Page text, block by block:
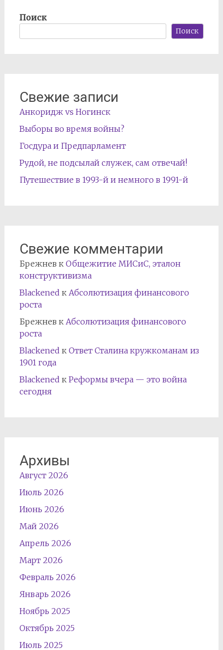
Поиск
Поиск
Свежие записи
Анкоридж vs Ногинск
Выборы во время войны?
Госдура и Предпарламент
Рудой, не подсылай служек, сам отвечай!
Путешествие в 1993-й и немного в 1991-й
Свежие комментарии
Брежнев к Общежитие МИСиС, эталон
конструктивизма
Blackened к Абсолютизация финансового
роста
Брежнев к Абсолютизация финансового
роста
Blackened к Ответ Сталина кружкоманам из
1901 года
Blackened к Реформы вчера — это война
сегодня
Архивы
Август 2026
Июль 2026
Июнь 2026
Май 2026
Апрель 2026
Март 2026
Февраль 2026
Январь 2026
Ноябрь 2025
Октябрь 2025
Июль 2025